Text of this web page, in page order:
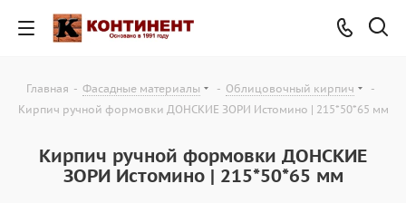
Главная - Фасадные материалы - Облицовочный кирпич
-
Кирпич ручной формовки ДОНСКИЕ ЗОРИ Истомино | 215*50*65 мм
Кирпич ручной формовки ДОНСКИЕ
ЗОРИ Истомино | 215*50*65 мм